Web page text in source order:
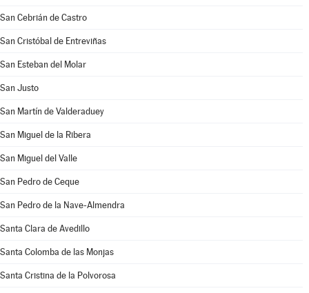
San Cebrián de Castro
San Cristóbal de Entreviñas
San Esteban del Molar
San Justo
San Martín de Valderaduey
San Miguel de la Ribera
San Miguel del Valle
San Pedro de Ceque
San Pedro de la Nave-Almendra
Santa Clara de Avedillo
Santa Colomba de las Monjas
Santa Cristina de la Polvorosa